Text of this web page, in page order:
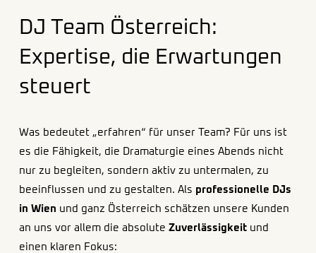
DJ Team Österreich:
Expertise, die Erwartungen
steuert
Was bedeutet „erfahren“ für unser Team? Für uns ist
es die Fähigkeit, die Dramaturgie eines Abends nicht
nur zu begleiten, sondern aktiv zu untermalen, zu
beeinflussen und zu gestalten. Als professionelle DJs
in Wien und ganz Österreich schätzen unsere Kunden
an uns vor allem die absolute Zuverlässigkeitund
einen klaren Fokus: